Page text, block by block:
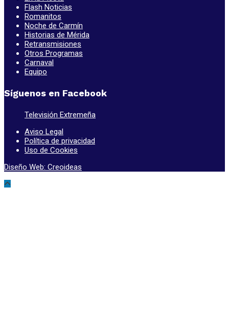
Flash Noticias
Romanitos
Noche de Carmín
Historias de Mérida
Retransmisiones
Otros Programas
Carnaval
Equipo
Síguenos en Facebook
Televisión Extremeña
Aviso Legal
Política de privacidad
Uso de Cookies
Diseño Web: Creoideas